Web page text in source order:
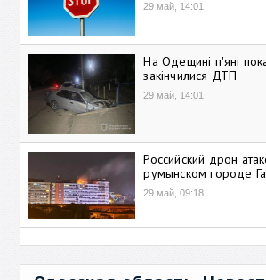
29 май, 14:01
На Одещині п'яні
закінчилися ДТП
29 май, 14:01
Российский дрон
румынском городе
29 май, 09:18